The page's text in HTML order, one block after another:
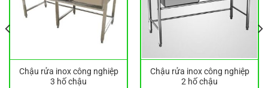
Chậu rửa inox công nghiệp
3 hố chậu
Chậu rửa inox công nghiệp
2 hố chậu